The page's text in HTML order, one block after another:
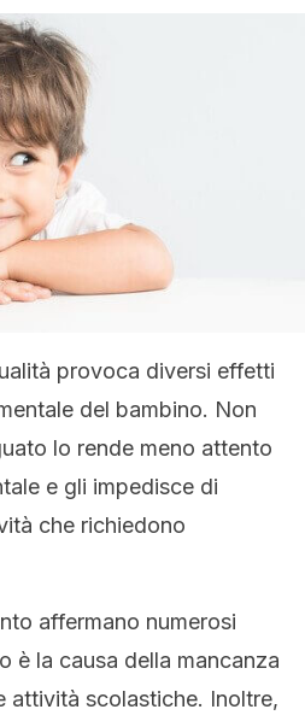
provoca diversi effetti
del bambino. Non
lo rende meno attento
e gli impedisce di
che richiedono
affermano numerosi
è la causa della mancanza
attività scolastiche. Inoltre,